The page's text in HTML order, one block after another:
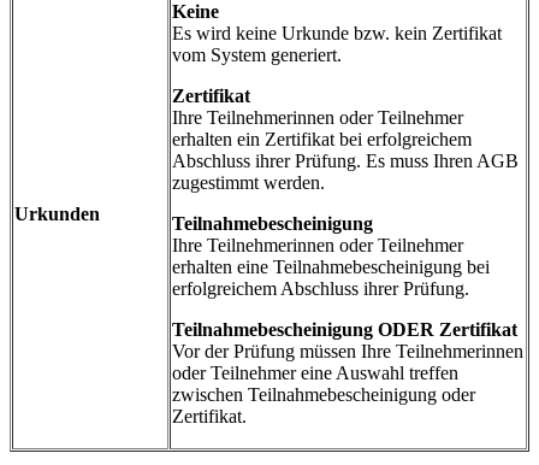
Urkunden
Keine
Es wird keine Urkunde bzw. kein Zertifikat
vom System generiert.
Zertifikat
Ihre Teilnehmerinnen oder Teilnehmer
erhalten ein Zertifikat bei erfolgreichem
Abschluss ihrer Prüfung. Es muss Ihren AGB
zugestimmt werden.
Teilnahmebescheinigung
Ihre Teilnehmerinnen oder Teilnehmer
erhalten eine Teilnahmebescheinigung bei
erfolgreichem Abschluss ihrer Prüfung.
Teilnahmebescheinigung ODER Zertifikat
Vor der Prüfung müssen Ihre Teilnehmerinnen
oder Teilnehmer eine Auswahl treffen
zwischen Teilnahmebescheinigung oder
Zertifikat.